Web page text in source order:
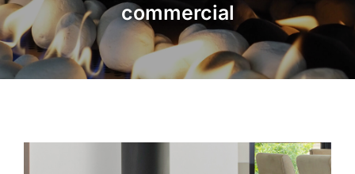
commercial